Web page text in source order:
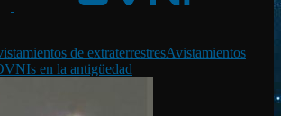
de extraterrestresAvistamientos
en la antigüedad